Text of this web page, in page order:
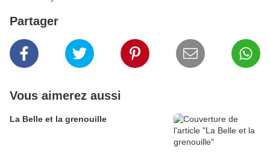
Partager
Vous aimerez aussi
La Belle et la grenouille